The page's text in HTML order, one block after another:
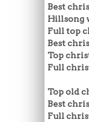
Best
Hillsong
Full top
Best
Top
Full
Top old
Best
Full